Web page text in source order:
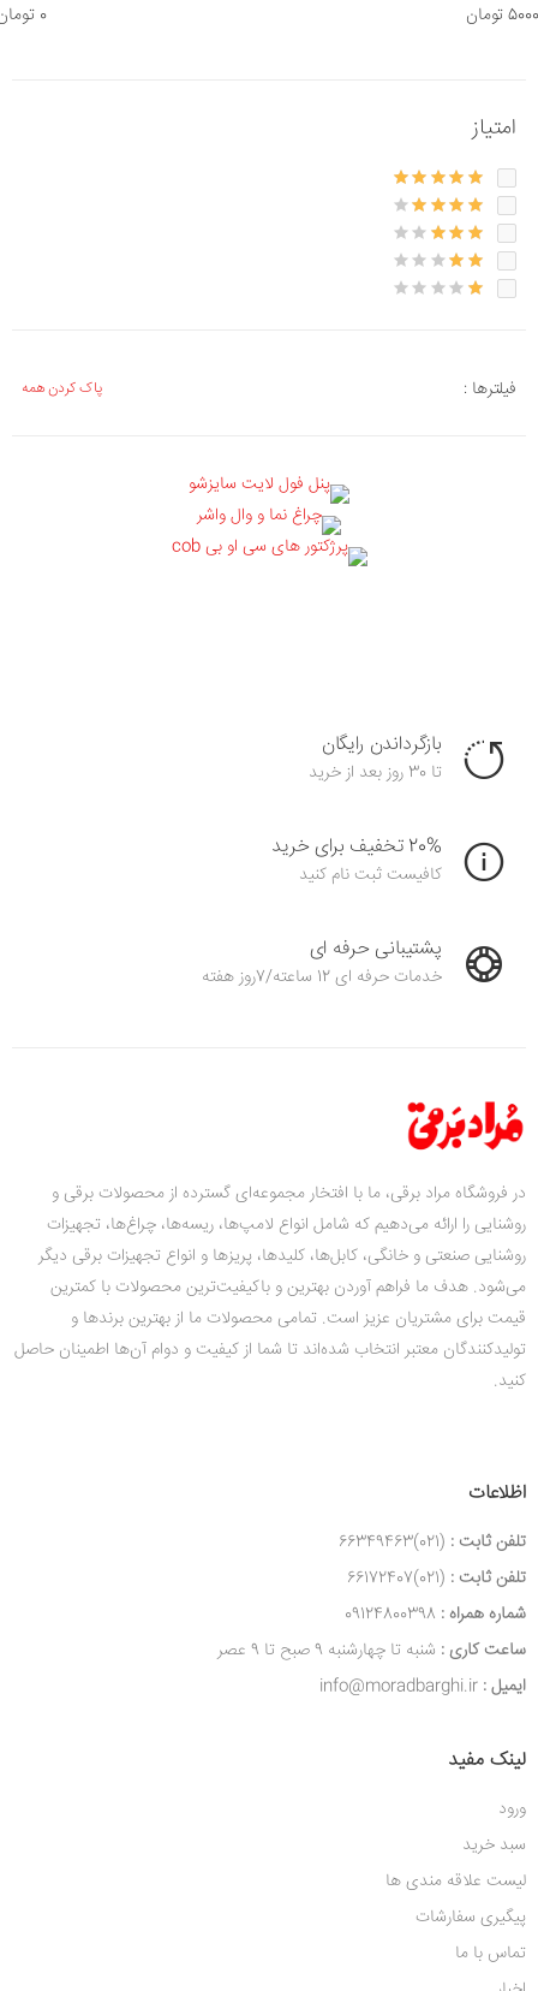
0 تومان تومان
امتیاز
فیلترها : پاک کردن همه
بازگرداندن رایگان
تا 30 روز بعد از خرید
20% تخفیف برای خرید
کافیست ثبت نام کنید
پشتیبانی حرفه ای
خدمات حرفه ای 12 ساعته/7روز هفته
در فروشگاه مراد برقی، ما با افتخار مجموعه‌ای گسترده از محصولات برقی و
روشنایی را ارائه می‌دهیم که شامل انواع لامپ‌ها، ریسه‌ها، چراغ‌ها، تجهیزات
روشنایی صنعتی و خانگی، کابل‌ها، کلیدها، پریزها و انواع تجهیزات برقی دیگر
می‌شود. هدف ما فراهم آوردن بهترین و باکیفیت‌ترین محصولات با کمترین
قیمت‌ برای مشتریان عزیز است. تمامی محصولات ما از بهترین برندها و
تولیدکنندگان معتبر انتخاب شده‌اند تا شما از کیفیت و دوام آن‌ها اطمینان حاصل
کنید.
اظلاعات
تلفن ثابت : (021)66349463
تلفن ثابت : (021)66172407
شماره همراه : 09124800398
ساعت کاری : شنبه تا چهارشنبه 9 صبح تا 9 عصر
ایمیل : info@moradbarghi.ir
لینک مفید
ورود
سبد خرید
لیست علاقه مندی ها
پیگیری سفارشات
تماس با ما